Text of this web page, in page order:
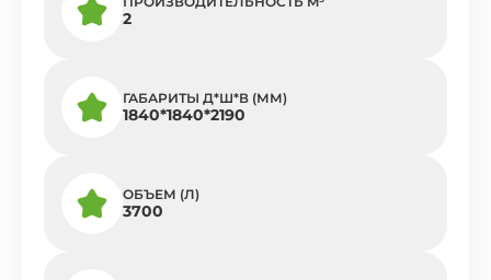
2
ГАБАРИТЫ Д*Ш*В (ММ)
1840*1840*2190
ОБЪЕМ (Л)
3700